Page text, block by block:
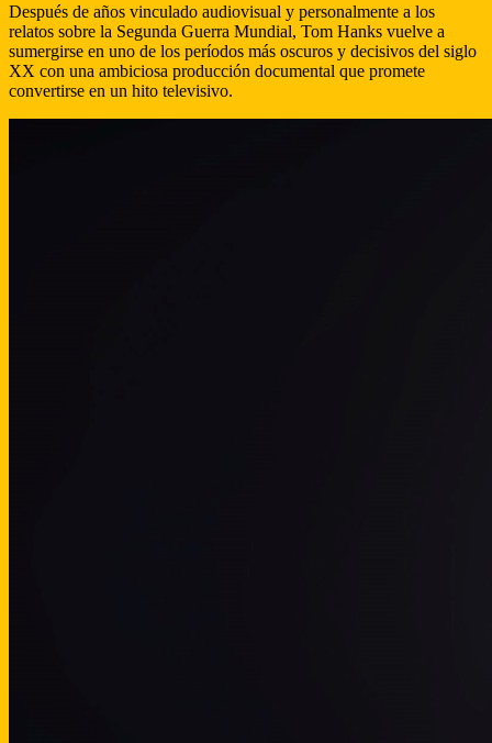
Después de años vinculado audiovisual y personalmente a los
relatos sobre la Segunda Guerra Mundial, Tom Hanks vuelve a
sumergirse en uno de los períodos más oscuros y decisivos del siglo
XX con una ambiciosa producción documental que promete
convertirse en un hito televisivo.